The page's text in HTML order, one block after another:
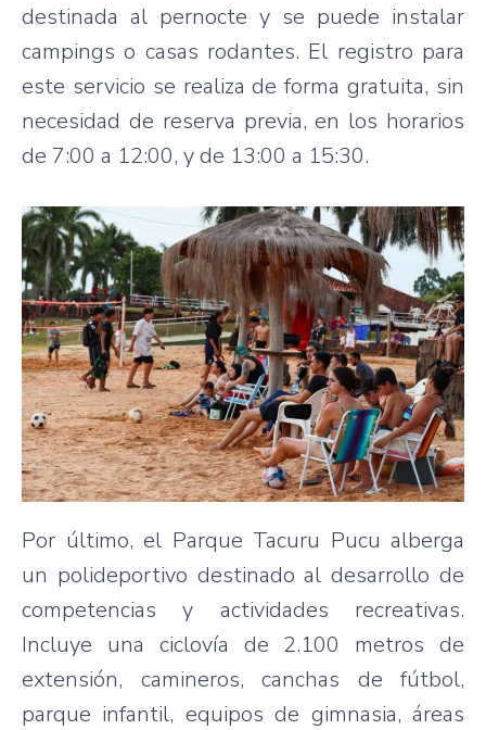
destinada al pernocte y se puede instalar
campings o casas rodantes. El registro para
este servicio se realiza de forma gratuita, sin
necesidad de reserva previa, en los horarios
de 7:00 a 12:00, y de 13:00 a 15:30.
Por último, el Parque Tacuru Pucu alberga
un polideportivo destinado al desarrollo de
competencias y actividades recreativas.
Incluye una ciclovía de 2.100 metros de
extensión, camineros, canchas de fútbol,
parque infantil, equipos de gimnasia, áreas